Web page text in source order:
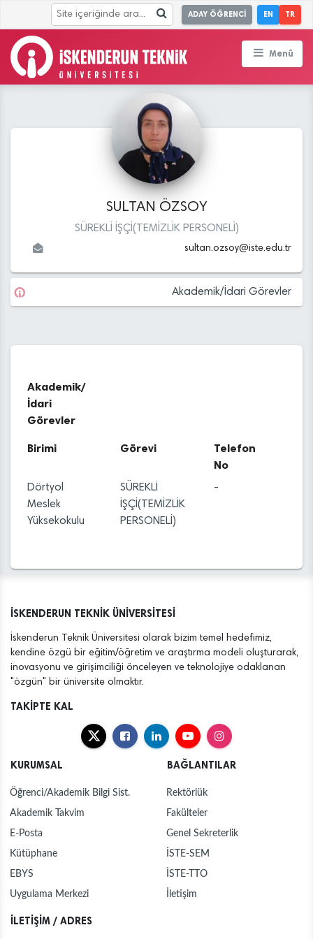
ADAY ÖĞRENCİ EN TR
Menü
SULTAN ÖZSOY
SÜREKLİ İŞÇİ(TEMİZLİK PERSONELİ)
sultan.ozsoy@iste.edu.tr
Akademik/İdari Görevler
Akademik/
İdari
Görevler
Birimi Görevi
Telefon
No
Dörtyol
Meslek
Yüksekokulu
SÜREKLİ
İŞÇİ(TEMİZLİK
PERSONELİ)
-
İSKENDERUN TEKNİK ÜNİVERSİTESİ
İskenderun Teknik Üniversitesi olarak bizim temel hedefimiz,
kendine özgü bir eğitim/öğretim ve araştırma modeli oluşturarak,
inovasyonu ve girişimciliği önceleyen ve teknolojiye odaklanan
"özgün" bir üniversite olmaktır.
TAKİPTE KAL
KURUMSAL
Öğrenci/Akademik Bilgi Sist.
Akademik Takvim
E-Posta
Kütüphane
EBYS
Uygulama Merkezi
BAĞLANTILAR
Rektörlük
Fakülteler
Genel Sekreterlik
İSTE-SEM
İSTE-TTO
İletişim
İLETİŞİM / ADRES